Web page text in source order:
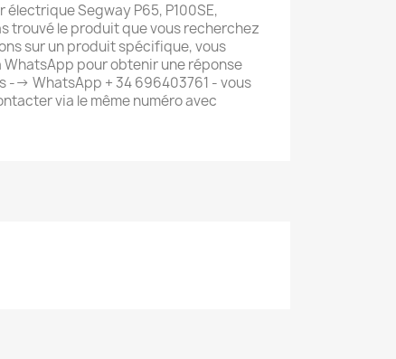
Segway P65, P100SE,
trouvé le produit que vous recherchez
sur un produit spécifique, vous
pour obtenir une réponse
--> WhatsApp + 34 696403761 - vous
via le même numéro avec